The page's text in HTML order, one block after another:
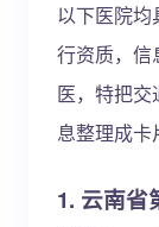
以下医院均
行资质，信
医，特把
息整理成卡
1. 云南省